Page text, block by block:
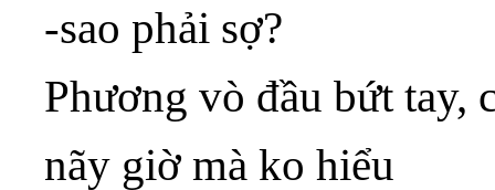
-sao phải sợ?
Phương vò đầu bứt tay,
nãy giờ mà ko hiểu